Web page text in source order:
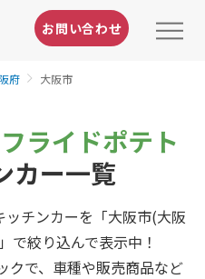
お問い合わせ
府 大阪市
ライドポテト
カー一覧
チンカーを「大阪市(大阪
で絞り込んで表示中！
クで、車種や販売商品など